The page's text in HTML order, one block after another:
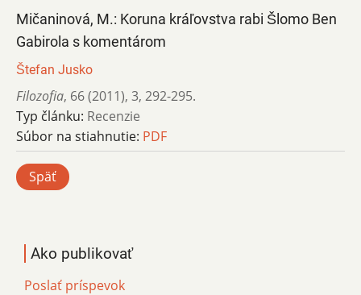
Mičaninová, M.: Koruna kráľovstva rabi Šlomo Ben
Gabirola s komentárom
Štefan Jusko
Filozofia, 66 (2011), 3, 292-295.
Typ článku: Recenzie
Súbor na stiahnutie: PDF
Späť
Ako publikovať
Poslať príspevok